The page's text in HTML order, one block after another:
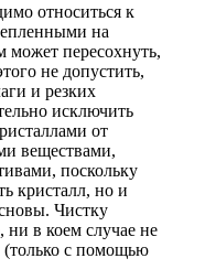
относиться к
на
может пересохнуть,
не допустить,
и резких
исключить
от
веществами,
поскольку
кристалл, но и
Чистку
ни в коем случае не
(только с помощью